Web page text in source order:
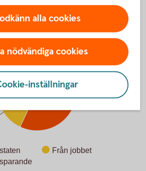
Från jobbet
alla cookies
nödvändiga cookies
inställningar